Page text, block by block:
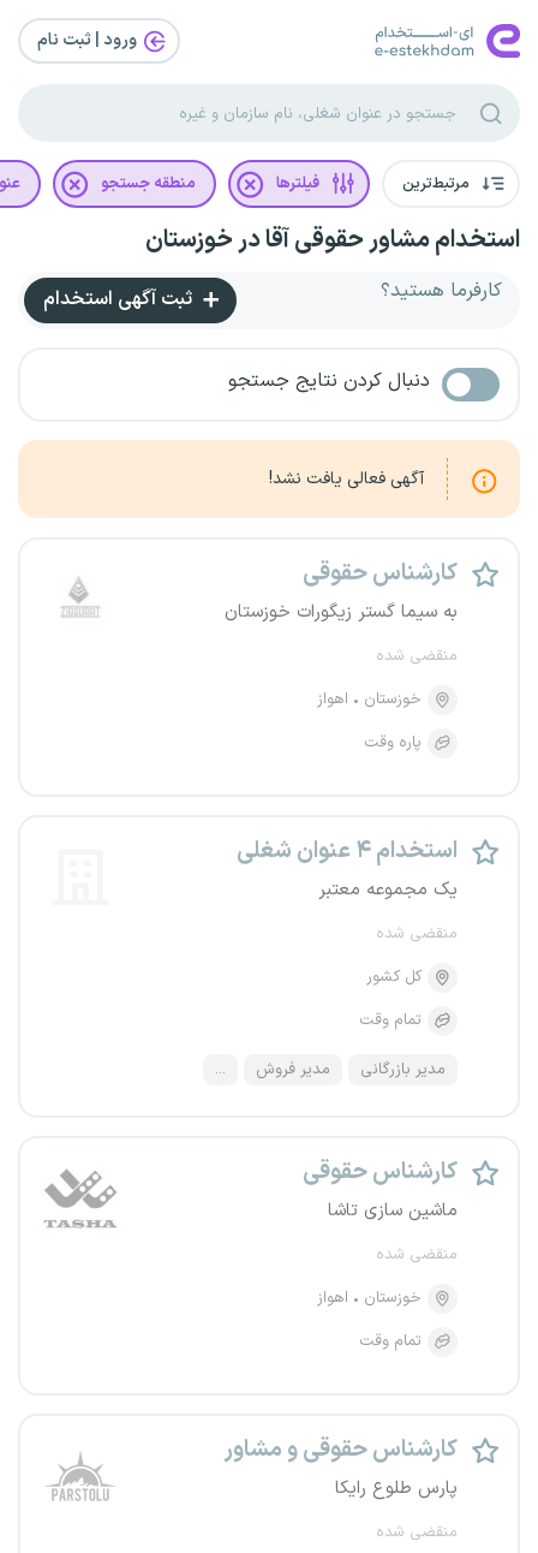
ورود | ثبت‌ نام
مرتبط‌ترین فیلترها منطقه جستجو
استخدام مشاور حقوقی آقا در خوزستان
کارفرما هستید؟ ثبت آگهی استخدام
دنبال کردن نتایج جستجو
آگهی فعالی یافت نشد!
کارشناس حقوقی
به سیما گستر زیگورات خوزستان
منقضی شده
خوزستان
اهواز
پاره وقت
استخدام ۴ عنوان شغلی
یک مجموعه معتبر
منقضی شده
کل کشور
تمام وقت
مدیر بازرگانی مدیر فروش ...
کارشناس حقوقی
ماشین سازی تاشا
منقضی شده
خوزستان
اهواز
تمام وقت
کارشناس حقوقی و مشاور
پارس طلوع رایکا
منقضی شده